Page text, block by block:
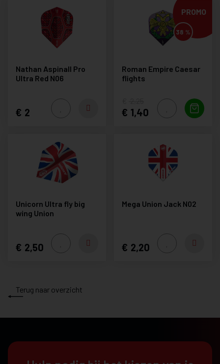
Nathan Aspinall Pro
Ultra Red N06
2
PROMO
38 %
Roman Empire Caesar
flights
1,40
Unicorn Ultra fly big
wing Union
2,50
Mega Union Jack N02
2,20
Terug naar overzicht